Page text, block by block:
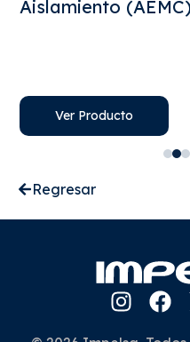
Aislamiento (AEMC)
Ver Producto
Regresar